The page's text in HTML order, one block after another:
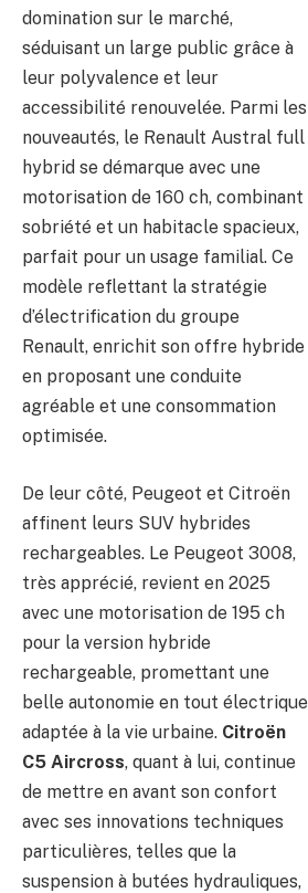
domination sur le marché,
séduisant un large public grâce à
leur polyvalence et leur
accessibilité renouvelée. Parmi les
nouveautés, le Renault Austral full
hybrid se démarque avec une
motorisation de 160 ch, combinant
sobriété et un habitacle spacieux,
parfait pour un usage familial. Ce
modèle reflettant la stratégie
d’électrification du groupe
Renault, enrichit son offre hybride
en proposant une conduite
agréable et une consommation
optimisée.
De leur côté, Peugeot et Citroën
affinent leurs SUV hybrides
rechargeables. Le Peugeot 3008,
très apprécié, revient en 2025
avec une motorisation de 195 ch
pour la version hybride
rechargeable, promettant une
belle autonomie en tout électrique
adaptée à la vie urbaine. Citroën
C5 Aircross, quant à lui, continue
de mettre en avant son confort
avec ses innovations techniques
particulières, telles que la
suspension à butées hydrauliques,